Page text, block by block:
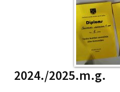
2024./2025.m.g.